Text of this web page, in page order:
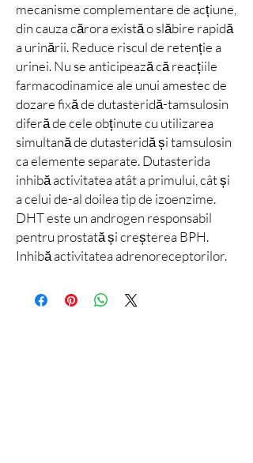
mecanisme complementare de acțiune,
din cauza cărora există o slăbire rapidă
a urinării. Reduce riscul de retenție a
urinei. Nu se anticipează că reacțiile
farmacodinamice ale unui amestec de
dozare fixă de dutasteridă-tamsulosin
diferă de cele obținute cu utilizarea
simultană de dutasteridă și tamsulosin
ca elemente separate. Dutasterida
inhibă activitatea atât a primului, cât și
a celui de-al doilea tip de izoenzime.
DHT este un androgen responsabil
pentru prostată și creșterea BPH.
Inhibă activitatea adrenoreceptorilor.